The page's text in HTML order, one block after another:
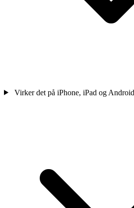
Virker det på iPhone, iPad og